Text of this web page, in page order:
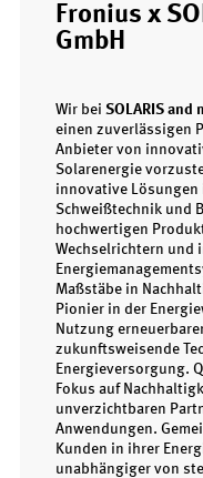
Fronius x
GmbH
Wir bei SOLARIS and
einen zuverlässigen
Anbieter von
Solarenergie
innovative Lösungen
Schweißtechnik und
hochwertigen
Wechselrichtern und
Maßstäbe in
Pionier in der
Nutzung
zukunftsweisende
Energieversorgung.
Fokus auf
unverzichtbaren
Anwendungen.
Kunden in ihrer
unabhängiger von